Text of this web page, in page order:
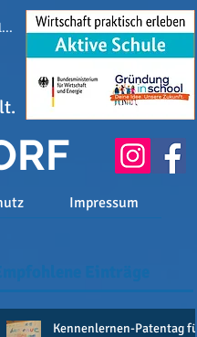
Impressum
Kennenlernen-Patentag für